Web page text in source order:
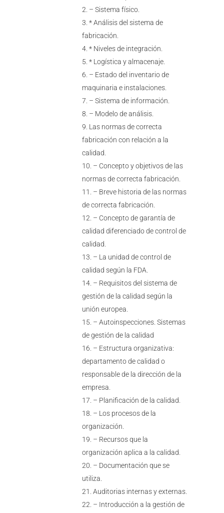
– Sistema físico.
* Análisis del sistema de
fabricación.
* Niveles de integración.
* Logística y almacenaje.
– Estado del inventario de
maquinaria e instalaciones.
– Sistema de información.
– Modelo de análisis.
Las normas de correcta
fabricación con relación a la
calidad.
– Concepto y objetivos de las
normas de correcta fabricación.
– Breve historia de las normas
de correcta fabricación.
– Concepto de garantía de
calidad diferenciado de control de
calidad.
– La unidad de control de
calidad según la FDA.
– Requisitos del sistema de
gestión de la calidad según la
unión europea.
– Autoinspecciones. Sistemas
de gestión de la calidad
– Estructura organizativa:
departamento de calidad o
responsable de la dirección de la
empresa.
– Planificación de la calidad.
– Los procesos de la
organización.
– Recursos que la
organización aplica a la calidad.
– Documentación que se
utiliza.
Auditorias internas y externas.
– Introducción a la gestión de